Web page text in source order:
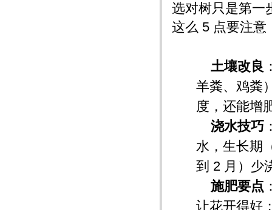
选对树只是第一
这么 5 点要注意
土壤改良
羊粪、鸡粪
度，还能增
浇水技巧
水，生长期
到 2 月）少
施肥要点
让花开得好